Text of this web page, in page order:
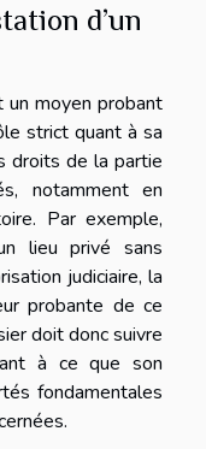
d’un
un moyen probant
strict quant à sa
droits de la partie
notamment en
Par exemple,
lieu privé sans
judiciaire, la
probante de ce
doit donc suivre
à ce que son
fondamentales